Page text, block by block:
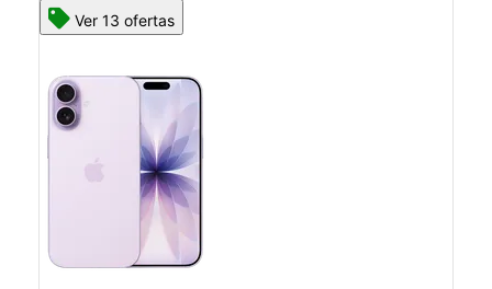
Ver 13 ofertas